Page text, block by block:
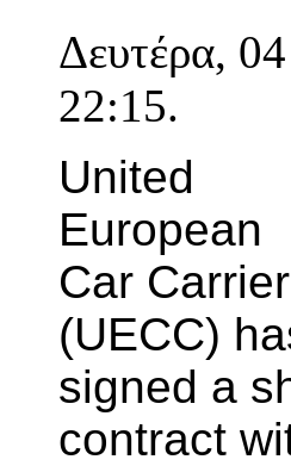
Δευτέρα,
22:15.
United
European
Car
(UECC)
signed a
contract